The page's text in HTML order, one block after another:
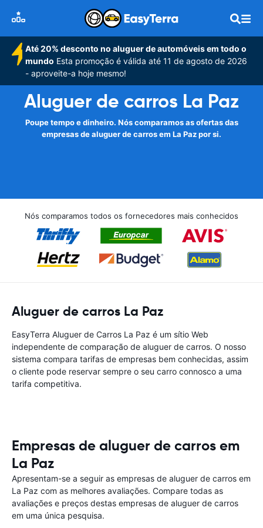
Até 20% desconto no aluguer de automóveis em todo o
mundo Esta promoção é válida até 11 de agosto de 2026
- aproveite-a hoje mesmo!
Aluguer de carros La Paz
Poupe tempo e dinheiro. Nós comparamos as ofertas das
empresas de aluguer de carros em La Paz por si.
Nós comparamos todos os fornecedores mais conhecidos
Aluguer de carros La Paz
EasyTerra Aluguer de Carros La Paz é um sítio Web
independente de comparação de aluguer de carros. O nosso
sistema compara tarifas de empresas bem conhecidas, assim
o cliente pode reservar sempre o seu carro connosco a uma
tarifa competitiva.
Empresas de aluguer de carros em
La Paz
Apresentam-se a seguir as empresas de aluguer de carros em
La Paz com as melhores avaliações. Compare todas as
avaliações e preços destas empresas de aluguer de carros
em uma única pesquisa.